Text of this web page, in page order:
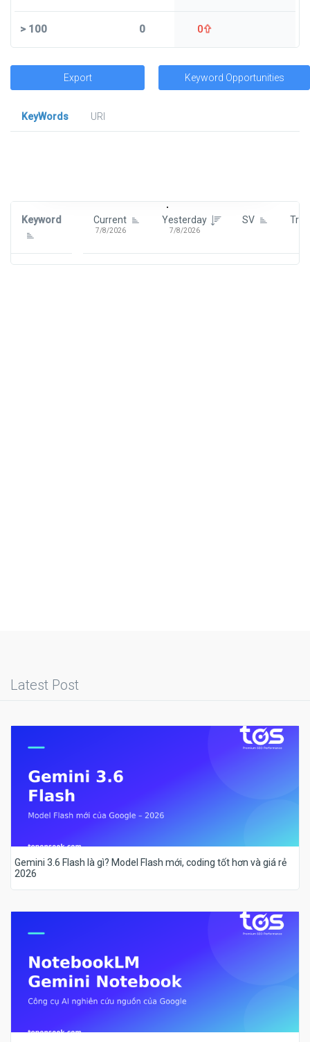
>100 0 0
Export Keyword Opportunities
KeyWords
URl
Keyword Current
7/8/2026
Yesterday
7/8/2026
SV
Latest Post
Gemini 3.6 Flash là gì? Model Flash mới, coding tốt hơn và giá rẻ
2026